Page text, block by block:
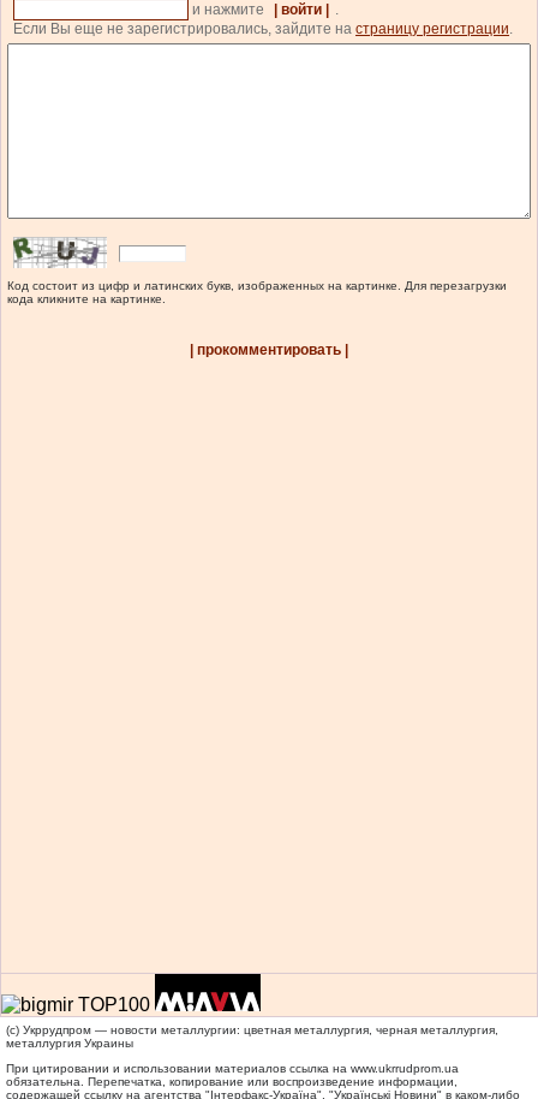
и нажмите
| войти |
.
Если Вы еще не зарегистрировались, зайдите на страницу регистрации.
Код состоит из цифр и латинских букв, изображенных на картинке. Для перезагрузки
кода кликните на картинке.
| прокомментировать |
(c) Укррудпром — новости металлургии: цветная металлургия, черная металлургия,
металлургия Украины
При цитировании и использовании материалов ссылка на www.ukrrudprom.ua
обязательна. Перепечатка, копирование или воспроизведение информации,
содержащей ссылку на агентства "Iнтерфакс-Україна", "Українськi Новини" в каком-либо